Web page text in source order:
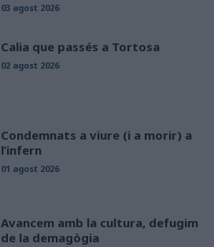
03 agost 2026
Calia que passés a Tortosa
02 agost 2026
Condemnats a viure (i a morir) a
l’infern
01 agost 2026
Avancem amb la cultura, defugim
de la demagògia